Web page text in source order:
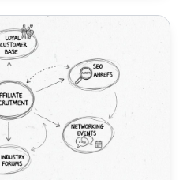
efficaces en 2025